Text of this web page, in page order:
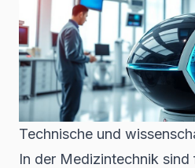
Technische und
In der Medizintechnik sind